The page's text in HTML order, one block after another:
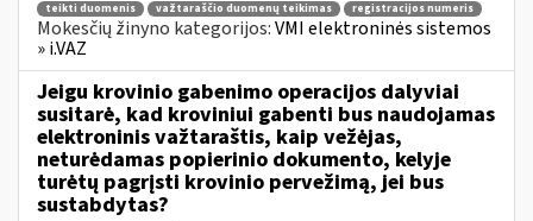
teikti duomenis
važtaraščio duomenų teikimas registracijos numeris
Mokesčių žinyno kategorijos:VMI elektroninės sistemos
» i.VAZ
Jeigu krovinio gabenimo operacijos dalyviai
susitarė, kad kroviniui gabenti bus naudojamas
elektroninis važtaraštis, kaip vežėjas,
neturėdamas popierinio dokumento, kelyje
turėtų pagrįsti krovinio pervežimą, jei bus
sustabdytas?